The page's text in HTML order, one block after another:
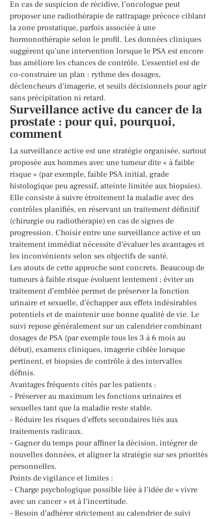
En cas de suspicion de récidive, l’oncologue peut
proposer une radiothérapie de rattrapage précoce ciblant
la zone prostatique, parfois associée à une
hormonothérapie selon le profil. Les données cliniques
suggèrent qu’une intervention lorsque le PSA est encore
bas améliore les chances de contrôle. L’essentiel est de
co-construire un plan : rythme des dosages,
déclencheurs d’imagerie, et seuils décisionnels pour agir
sans précipitation ni retard.
Surveillance active du cancer de la
prostate : pour qui, pourquoi,
comment
La surveillance active est une stratégie organisée, surtout
proposée aux hommes avec une tumeur dite « à faible
risque » (par exemple, faible PSA initial, grade
histologique peu agressif, atteinte limitée aux biopsies).
Elle consiste à suivre étroitement la maladie avec des
contrôles planifiés, en réservant un traitement définitif
(chirurgie ou radiothérapie) en cas de signes de
progression. Choisir entre une surveillance active et un
traitement immédiat nécessite d’évaluer les avantages et
les inconvénients selon ses objectifs de santé.
Les atouts de cette approche sont concrets. Beaucoup de
tumeurs à faible risque évoluent lentement ; éviter un
traitement d’emblée permet de préserver la fonction
urinaire et sexuelle, d’échapper aux effets indésirables
potentiels et de maintenir une bonne qualité de vie. Le
suivi repose généralement sur un calendrier combinant
dosages de PSA (par exemple tous les 3 à 6 mois au
début), examens cliniques, imagerie ciblée lorsque
pertinent, et biopsies de contrôle à des intervalles
définis.
Avantages fréquents cités par les patients :
– Préserver au maximum les fonctions urinaires et
sexuelles tant que la maladie reste stable.
– Réduire les risques d’effets secondaires liés aux
traitements radicaux.
– Gagner du temps pour affiner la décision, intégrer de
nouvelles données, et aligner la stratégie sur ses priorités
personnelles.
Points de vigilance et limites :
– Charge psychologique possible liée à l’idée de « vivre
avec un cancer » et à l’incertitude.
– Besoin d’adhérer strictement au calendrier de suivi